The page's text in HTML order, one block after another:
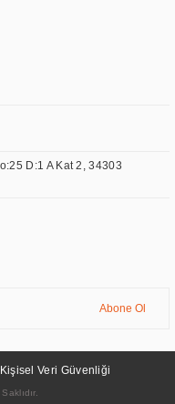
D:1 A Kat 2, 34303
Abone Ol
Kişisel Veri Güvenliği